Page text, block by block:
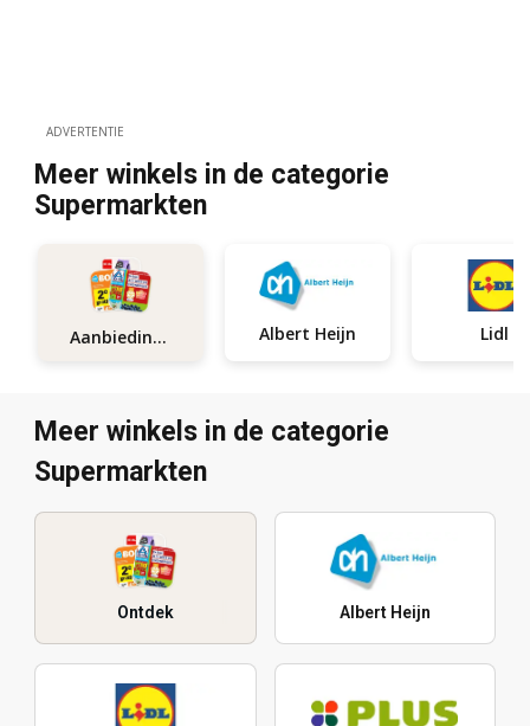
ADVERTENTIE
Meer winkels in de categorie
Supermarkten
Aanbiedingen Albert Heijn Lidl
Meer winkels in de categorie
Supermarkten
Ontdek Albert Heijn